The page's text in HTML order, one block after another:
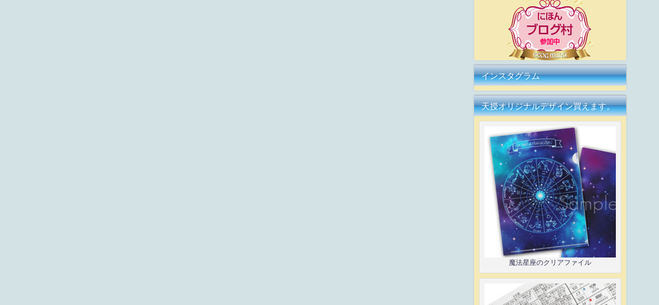
インスタグラム
天授オリジナルデザイン買えます。
魔法星座のクリアファイル